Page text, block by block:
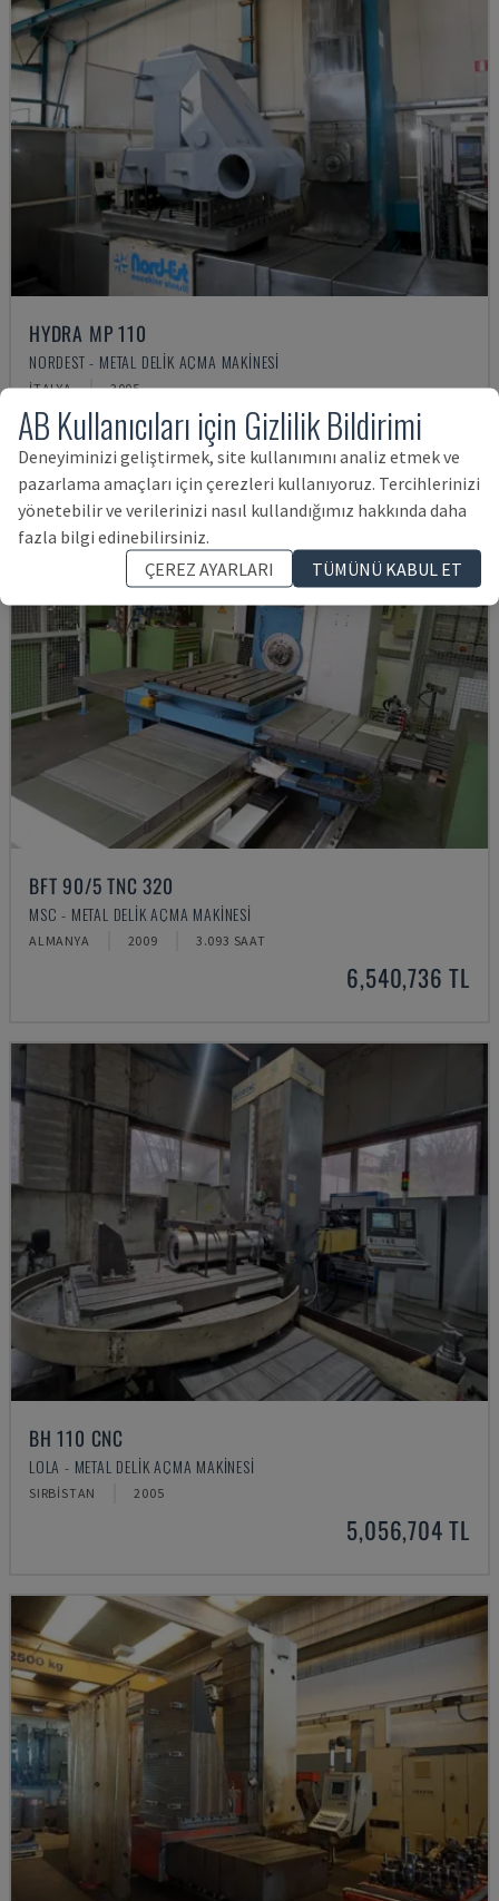
HYDRA MP 110
NORDEST - METAL DELIK AÇMA MAKINESI
İTALYA 2005
2,748,208 TL
BFT 90/5 TNC 320
MSC - METAL DELIK AÇMA MAKINESI
ALMANYA 2009 3.093 SAAT
6,540,736 TL
BH 110 CNC
LOLA - METAL DELIK AÇMA MAKINESI
SIRBISTAN 2005
5,056,704 TL
AB Kullanıcıları için Gizlilik Bildirimi
Deneyiminizi geliştirmek, site kullanımını analiz etmek ve
pazarlama amaçları için çerezleri kullanıyoruz. Tercihlerinizi
yönetebilir ve verilerinizi nasıl kullandığımız hakkında daha
fazla bilgi edinebilirsiniz.
ÇEREZ AYARLARI
TÜMÜNÜ KABUL ET